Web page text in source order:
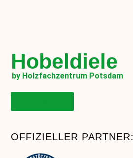
Hobeldiele
by Holzfachzentrum Potsdam
OFFIZIELLER PARTNER: